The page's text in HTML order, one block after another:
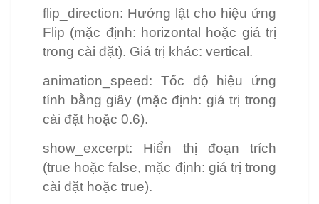
flip_direction: Hướng lật cho hiệu ứng
Flip (mặc định: horizontal hoặc giá trị
trong cài đặt). Giá trị khác: vertical.
animation_speed: Tốc độ hiệu ứng
tính bằng giây (mặc định: giá trị trong
cài đặt hoặc 0.6).
show_excerpt: Hiển thị đoạn trích
(true hoặc false, mặc định: giá trị trong
cài đặt hoặc true).